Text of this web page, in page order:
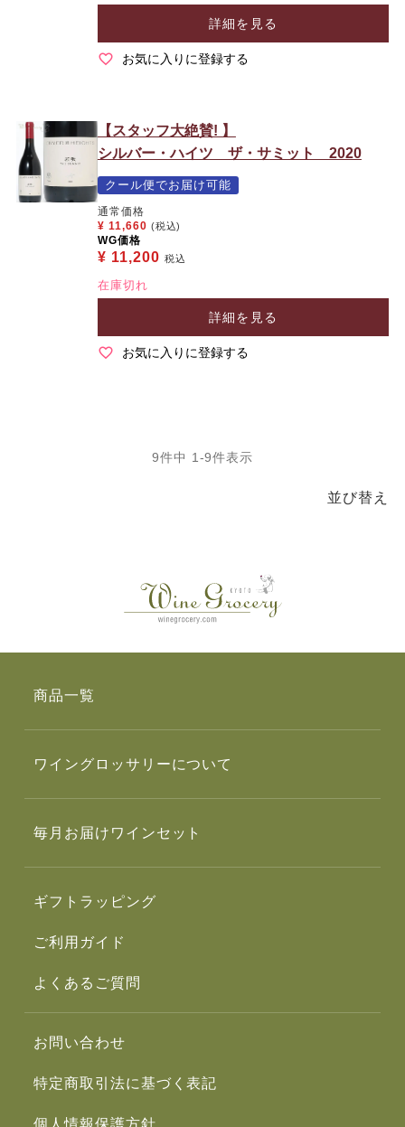
詳細を見る
お気に入りに登録する
【スタッフ大絶賛! 】
シルバー・ハイツ ザ・サミット 2020
クール便でお届け可能
通常価格
¥ 11,660 (税込)
WG価格
¥ 11,200 税込
在庫切れ
詳細を見る
お気に入りに登録する
並び替え
9件中 1 -9件表示
商品一覧
ワイングロッサリーについて
毎月お届けワインセット
ギフトラッピング
ご利用ガイド
よくあるご質問
お問い合わせ
特定商取引法に基づく表記
個人情報保護方針